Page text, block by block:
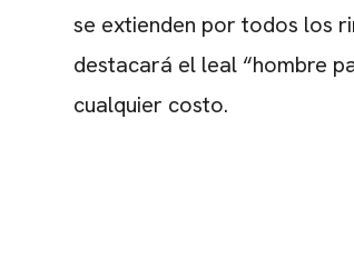
se extienden por todos los
destacará el leal “hombre
cualquier costo.